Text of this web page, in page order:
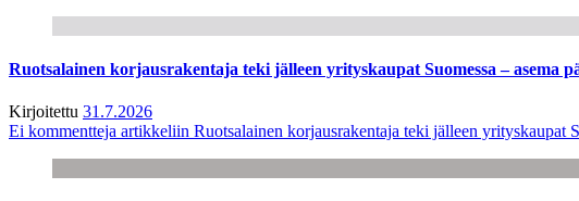
Ruotsalainen korjausrakentaja teki jälleen yrityskaupat Suomessa – asema
Kirjoitettu 31.7.2026
Ei kommentteja artikkeliin Ruotsalainen korjausrakentaja teki jälleen yrityskaupat